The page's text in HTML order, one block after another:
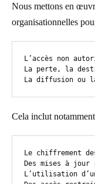
Nous mettons en
organisationnelles
L’accès non
La perte, la
La diffusion ou
Cela inclut
Le chiffrement
Des mises à
L’utilisation